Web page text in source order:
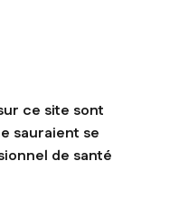
ce site sont
sauraient se
de santé